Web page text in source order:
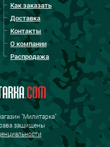
Как заказать
Доставка
Контакты
О компании
Распродажа
"Милитарка"
защищены